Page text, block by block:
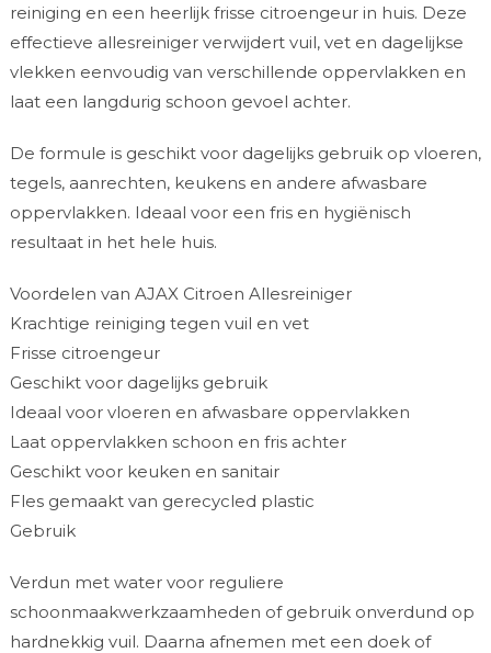
reiniging en een heerlijk frisse citroengeur in huis. Deze
effectieve allesreiniger verwijdert vuil, vet en dagelijkse
vlekken eenvoudig van verschillende oppervlakken en
laat een langdurig schoon gevoel achter.
De formule is geschikt voor dagelijks gebruik op vloeren,
tegels, aanrechten, keukens en andere afwasbare
oppervlakken. Ideaal voor een fris en hygiënisch
resultaat in het hele huis.
Voordelen van AJAX Citroen Allesreiniger
Krachtige reiniging tegen vuil en vet
Frisse citroengeur
Geschikt voor dagelijks gebruik
Ideaal voor vloeren en afwasbare oppervlakken
Laat oppervlakken schoon en fris achter
Geschikt voor keuken en sanitair
Fles gemaakt van gerecycled plastic
Gebruik
Verdun met water voor reguliere
schoonmaakwerkzaamheden of gebruik onverdund op
hardnekkig vuil. Daarna afnemen met een doek of